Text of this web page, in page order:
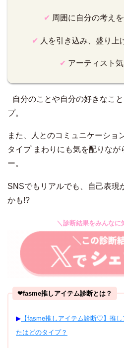
✔︎ 周囲に自分の考え
✔︎ 人を引き込み、盛り上
✔︎ アーティスト
自分のことや自分の好きなこ
プ。
また、人とのコミュニケーショ
タイプ まわりにも気を配りなが
ー。
SNSでもリアルでも、自己表現
かも!?
＼診断結果をみんなに
❤︎fasme推しアイテム診断とは？
▶︎ 【fasme推しアイテム診断♡】推
たはどのタイプ？